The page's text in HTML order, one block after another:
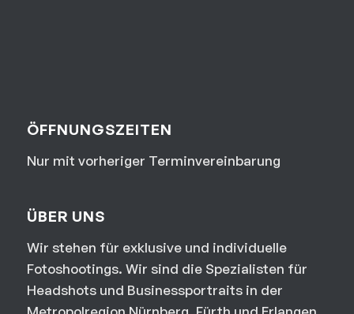
ÖFFNUNGSZEITEN
Nur mit vorheriger Terminvereinbarung
ÜBER UNS
Wir stehen für exklusive und individuelle
Fotoshootings. Wir sind die Spezialisten für
Headshots und Businessportraits in der